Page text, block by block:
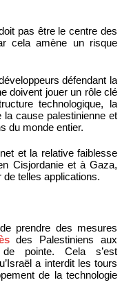
pas être le centre des
cela amène un risque
défendant la
doivent jouer un rôle clé
technologique, la
la cause palestinienne et
du monde entier.
et la relative faiblesse
Cisjordanie et à Gaza,
telles applications.
prendre des mesures
des Palestiniens aux
de pointe. Cela s’est
a interdit les tours
de la technologie